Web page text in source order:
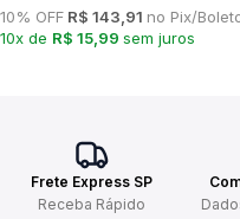
10% OFF R$ 143,91 no Pix/
10x de R$ 15,99 sem juros
Frete Express SP
Receba Rápido